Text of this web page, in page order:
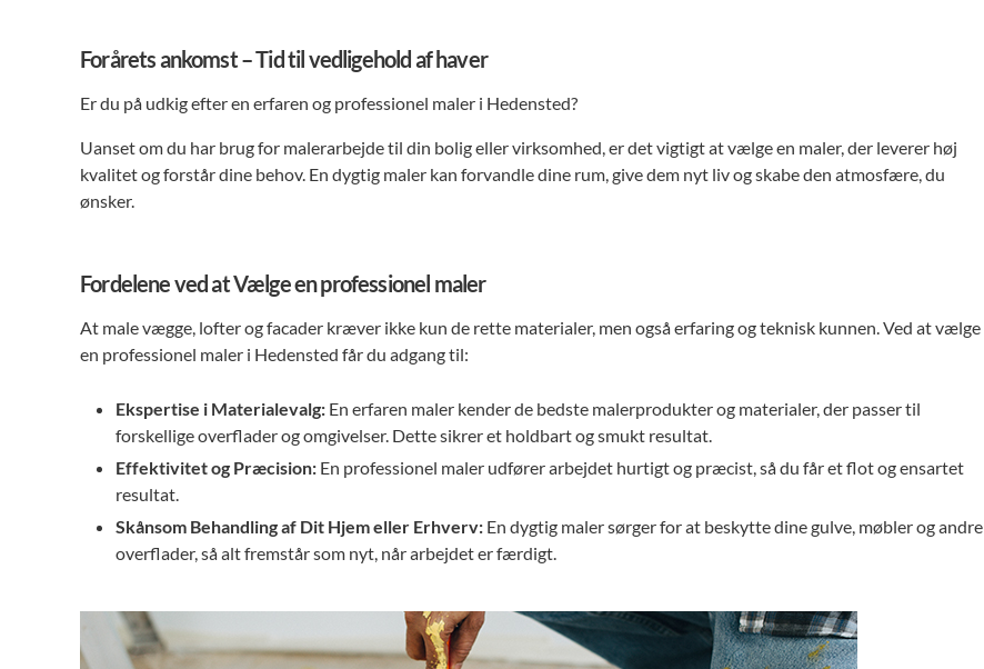
Forårets ankomst – Tid til vedligehold af haver
Er du på udkig efter en erfaren og professionel maler i Hedensted?
Uanset om du har brug for malerarbejde til din bolig eller virksomhed, er det vigtigt at vælge en maler, der leverer høj
kvalitet og forstår dine behov. En dygtig maler kan forvandle dine rum, give dem nyt liv og skabe den atmosfære, du
ønsker.
Fordelene ved at Vælge en professionel maler
At male vægge, lofter og facader kræver ikke kun de rette materialer, men også erfaring og teknisk kunnen. Ved at vælge
en professionel maler i Hedensted får du adgang til:
Ekspertise i Materialevalg:En erfaren maler kender de bedste malerprodukter og materialer, der passer til
forskellige overflader og omgivelser. Dette sikrer et holdbart og smukt resultat.
Effektivitet og Præcision:En professionel maler udfører arbejdet hurtigt og præcist, så du får et flot og ensartet
resultat.
Skånsom Behandling af Dit Hjem eller Erhverv:En dygtig maler sørger for at beskytte dine gulve, møbler og andre
overflader, så alt fremstår som nyt, når arbejdet er færdigt.